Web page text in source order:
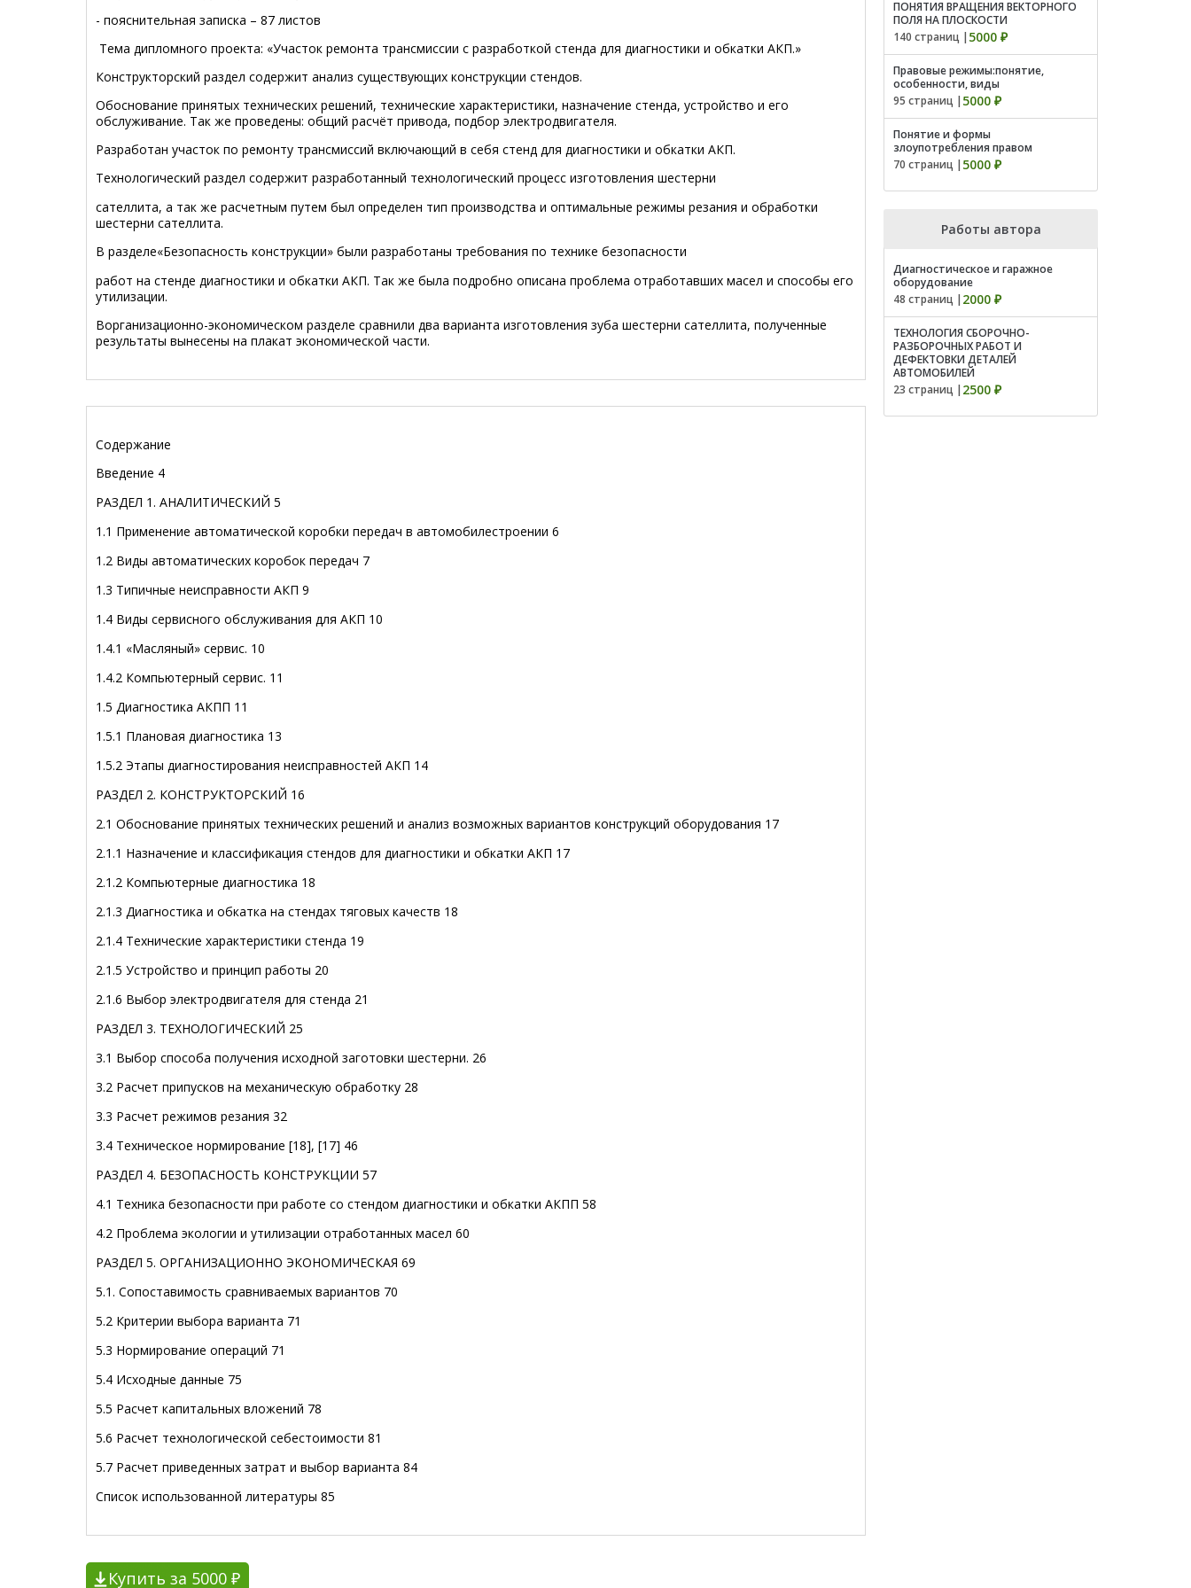
- пояснительная записка – 87 листов
Тема дипломного проекта: «Участок ремонта трансмиссии с разработкой стенда для диагностики и обкатки АКП.»
Конструкторский раздел содержит анализ существующих конструкции стендов.
Обоснование принятых технических решений, технические характеристики, назначение стенда, устройство и его
обслуживание. Так же проведены: общий расчёт привода, подбор электродвигателя.
Разработан участок по ремонту трансмиссий включающий в себя стенд для диагностики и обкатки АКП.
Технологический раздел содержит разработанный технологический процесс изготовления шестерни
сателлита, а так же расчетным путем был определен тип производства и оптимальные режимы резания и обработки
шестерни сателлита.
В разделе«Безопасность конструкции» были разработаны требования по технике безопасности
работ на стенде диагностики и обкатки АКП. Так же была подробно описана проблема отработавших масел и способы его
утилизации.
Ворганизационно-экономическом разделе сравнили два варианта изготовления зуба шестерни сателлита, полученные
результаты вынесены на плакат экономической части.
Содержание
Введение 4
РАЗДЕЛ 1. АНАЛИТИЧЕСКИЙ 5
1.1 Применение автоматической коробки передач в автомобилестроении 6
1.2 Виды автоматических коробок передач 7
1.3 Типичные неисправности АКП 9
1.4 Виды сервисного обслуживания для АКП 10
1.4.1 «Масляный» сервис. 10
1.4.2 Компьютерный сервис. 11
1.5 Диагностика АКПП 11
1.5.1 Плановая диагностика 13
1.5.2 Этапы диагностирования неисправностей АКП 14
РАЗДЕЛ 2. КОНСТРУКТОРСКИЙ 16
2.1 Обоснование принятых технических решений и анализ возможных вариантов конструкций оборудования 17
2.1.1 Назначение и классификация стендов для диагностики и обкатки АКП 17
2.1.2 Компьютерные диагностика 18
2.1.3 Диагностика и обкатка на стендах тяговых качеств 18
2.1.4 Технические характеристики стенда 19
2.1.5 Устройство и принцип работы 20
2.1.6 Выбор электродвигателя для стенда 21
РАЗДЕЛ 3. ТЕХНОЛОГИЧЕСКИЙ 25
3.1 Выбор способа получения исходной заготовки шестерни. 26
3.2 Расчет припусков на механическую обработку 28
3.3 Расчет режимов резания 32
3.4 Техническое нормирование [18], [17] 46
РАЗДЕЛ 4. БЕЗОПАСНОСТЬ КОНСТРУКЦИИ 57
4.1 Техника безопасности при работе со стендом диагностики и обкатки АКПП 58
4.2 Проблема экологии и утилизации отработанных масел 60
РАЗДЕЛ 5. ОРГАНИЗАЦИОННО ЭКОНОМИЧЕСКАЯ 69
5.1. Сопоставимость сравниваемых вариантов 70
5.2 Критерии выбора варианта 71
5.3 Нормирование операций 71
5.4 Исходные данные 75
5.5 Расчет капитальных вложений 78
5.6 Расчет технологической себестоимости 81
5.7 Расчет приведенных затрат и выбор варианта 84
Список использованной литературы 85
Купить за 5000 ₽
ПОНЯТИЯ ВРАЩЕНИЯ ВЕКТОРНОГО
ПОЛЯ НА ПЛОСКОСТИ
140 страниц | 5000 ₽
Правовые режимы:понятие,
особенности, виды
95 страниц | 5000 ₽
Понятие и формы
злоупотребления правом
70 страниц | 5000 ₽
Работы автора
Диагностическое и гаражное
оборудование
48 страниц | 2000 ₽
ТЕХНОЛОГИЯ СБОРОЧНО-
РАЗБОРОЧНЫХ РАБОТ И
ДЕФЕКТОВКИ ДЕТАЛЕЙ
АВТОМОБИЛЕЙ
23 страниц | 2500 ₽